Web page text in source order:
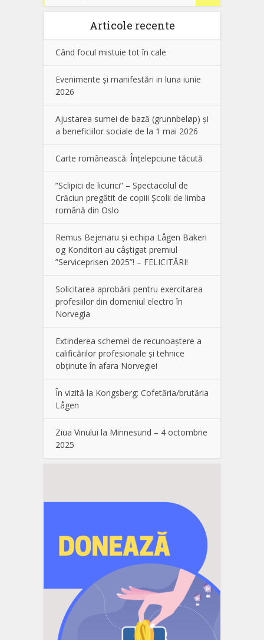
Articole recente
Când focul mistuie tot în cale
Evenimente și manifestări in luna iunie
2026
Ajustarea sumei de bază (grunnbeløp) și
a beneficiilor sociale de la 1 mai 2026
Carte românească: Înțelepciune tăcută
”Sclipici de licurici” – Spectacolul de
Crăciun pregătit de copiii Școlii de limba
română din Oslo
Remus Bejenaru și echipa Lågen Bakeri
og Konditori au câștigat premiul
”Serviceprisen 2025”! – FELICITĂRI!
Solicitarea aprobării pentru exercitarea
profesiilor din domeniul electro în
Norvegia
Extinderea schemei de recunoaștere a
calificărilor profesionale și tehnice
obținute în afara Norvegiei
În vizită la Kongsberg: Cofetăria/brutăria
Lågen
Ziua Vinului la Minnesund – 4 octombrie
2025